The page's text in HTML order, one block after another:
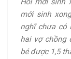
mới sinh
nghĩ chưa có
hai vợ chồng
bé được 1,5